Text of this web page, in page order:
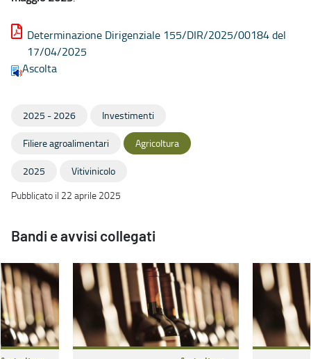
Determinazione Dirigenziale 155/DIR/2025/00184 del
17/04/2025
Ascolta
2025 - 2026 Investimenti
Filiere agroalimentari Agricoltura
2025
Vitivinicolo
Pubblicato il 22 aprile 2025
Bandi e avvisi collegati